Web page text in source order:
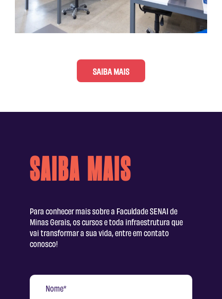
SAIBA MAIS
Saiba Mais
Para conhecer mais sobre a Faculdade SENAI de
Minas Gerais, os cursos e toda infraestrutura que
vai transformar a sua vida, entre em contato
conosco!